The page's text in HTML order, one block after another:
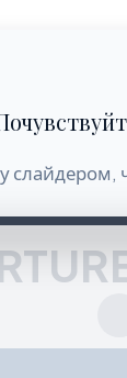
слайдером,